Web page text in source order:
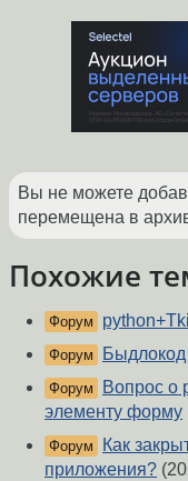
Вы не можете
перемещена в
Похожие
Форум
Форум
Форум
Вопрос о
элементу форму
Форум
Как
приложения?